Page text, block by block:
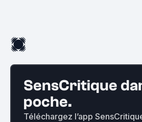
SensCritique
poche.
Téléchargez l’app